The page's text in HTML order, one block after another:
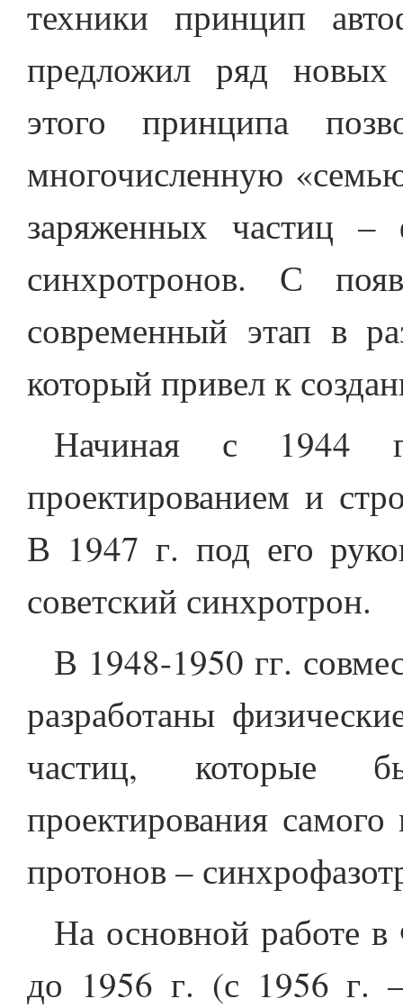
техники принцип
предложил ряд новых
этого принципа
многочисленную
заряженных частиц –
синхротронов. С
современный этап в
который привел к
Начиная с 1944
проектированием и
В 1947 г. под его
советский синхротрон.
В 1948-1950 гг.
разработаны
частиц, которые
проектирования
протонов –
На основной работе
до 1956 г. (с 1956 г. –